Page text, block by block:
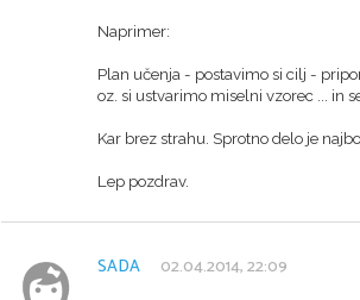
Naprimer:
Plan učenja - postavimo si cilj -
oz. si ustvarimo miselni vzorec ... in
Kar brez strahu. Sprotno delo je
Lep pozdrav.
SADA 02.04.2014, 22:09